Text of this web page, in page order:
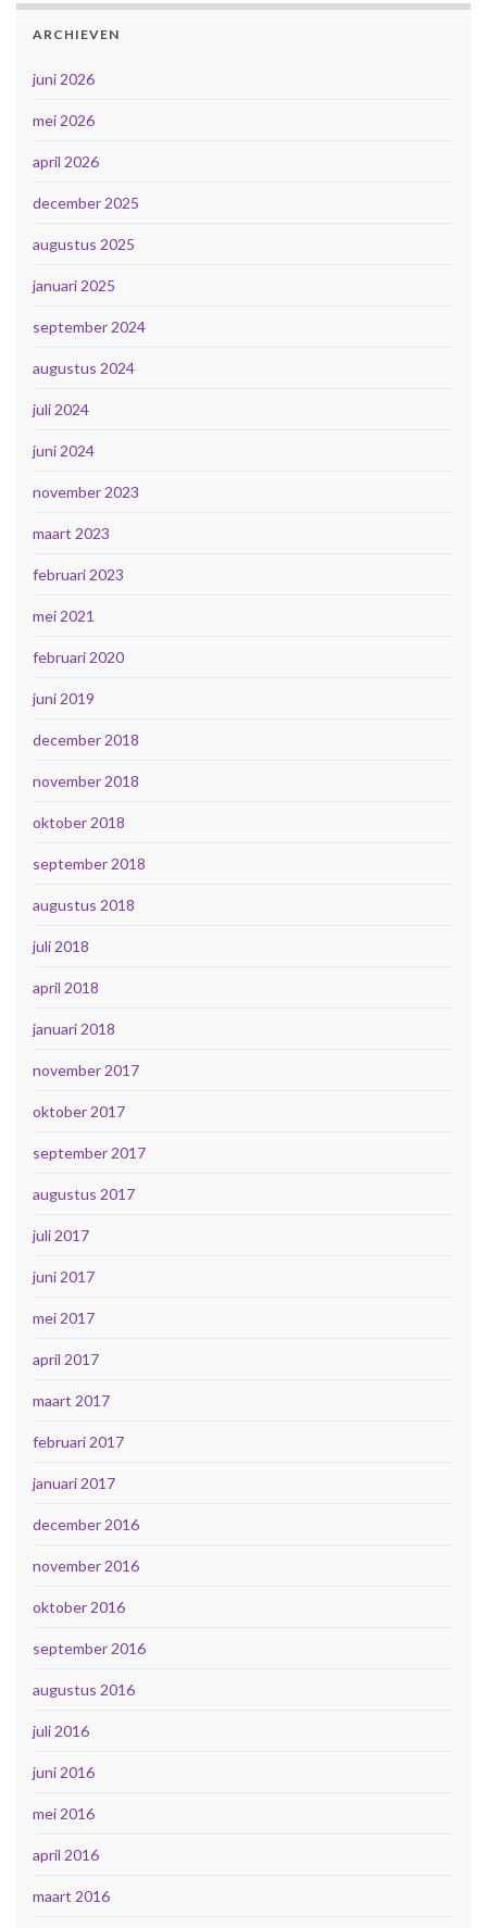
ARCHIEVEN
juni 2026
mei 2026
april 2026
december 2025
augustus 2025
januari 2025
september 2024
augustus 2024
juli 2024
juni 2024
november 2023
maart 2023
februari 2023
mei 2021
februari 2020
juni 2019
december 2018
november 2018
oktober 2018
september 2018
augustus 2018
juli 2018
april 2018
januari 2018
november 2017
oktober 2017
september 2017
augustus 2017
juli 2017
juni 2017
mei 2017
april 2017
maart 2017
februari 2017
januari 2017
december 2016
november 2016
oktober 2016
september 2016
augustus 2016
juli 2016
juni 2016
mei 2016
april 2016
maart 2016